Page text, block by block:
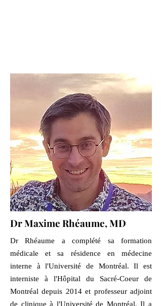
Dr Maxime Rhéaume, MD
Dr Rhéaume a complété sa formation
médicale et sa résidence en médecine
interne à l'Université de Montréal. Il est
interniste à l'Hôpital du Sacré-Coeur de
Montréal depuis 2014 et professeur adjoint
de clinique à l'Université de Montréal. Il a